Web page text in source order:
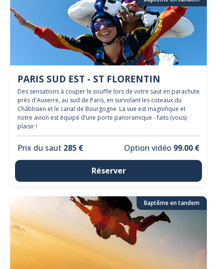
PARIS SUD EST - ST FLORENTIN
Des sensations à couper le souffle lors de votre saut en parachute
près d'Auxerre, au sud de Paris, en survolant les coteaux du
Châblisien et le canal de Bourgogne. La vue est magnifique et
notre avion est équipé d’une porte panoramique - faits (vous)
plaisir !
Prix du saut 285 € Option vidéo 99.00 €
Réserver
Baptême en tandem